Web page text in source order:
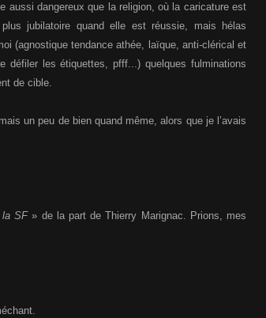
aussi dangereux que la religion, où la caricature est
jubilatoire quand elle est réussie, mais hélas
(agnostique tendance athée, laïque, anti-clérical et
les étiquettes, pfff...) quelques fulminations
de cible.
un peu de bien quand même, alors que je l’avais
la SF» de la part de Thierry Marignac. Prions, mes